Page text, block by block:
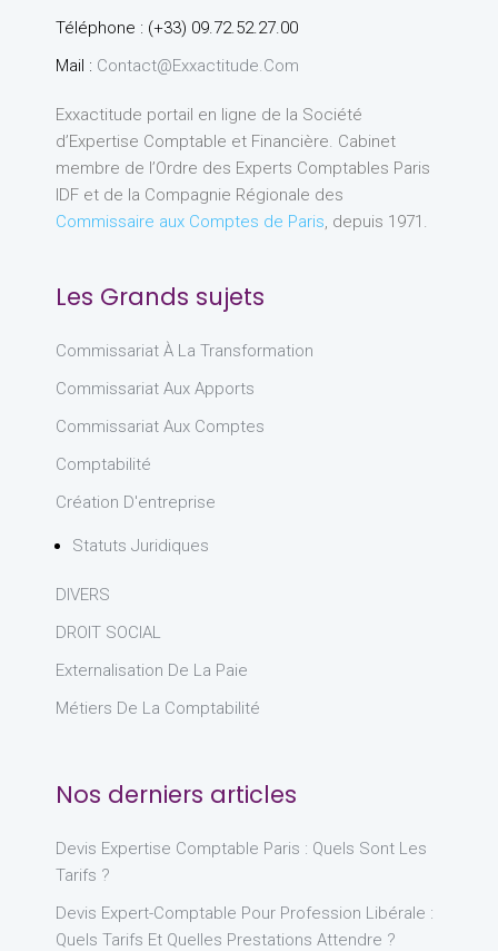
Téléphone : (+33) 09.72.52.27.00
Mail : Contact@exxactitude.com
Exxactitude portail en ligne de la Société
d’Expertise Comptable et Financière. Cabinet
membre de l’Ordre des Experts Comptables Paris
IDF et de la Compagnie Régionale des
Commissaire aux Comptes de Paris , depuis 1971.
Les Grands sujets
Commissariat À La Transformation
Commissariat Aux Apports
Commissariat Aux Comptes
Comptabilité
Création D'entreprise
Statuts Juridiques
DIVERS
DROIT SOCIAL
Externalisation De La Paie
Métiers De La Comptabilité
Nos derniers articles
Devis Expertise Comptable Paris : Quels Sont Les
Tarifs ?
Devis Expert-Comptable Pour Profession Libérale :
Quels Tarifs Et Quelles Prestations Attendre ?